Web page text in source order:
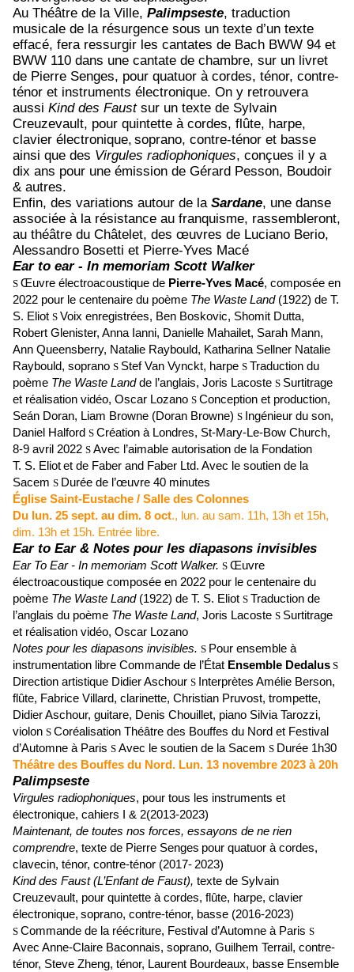
Au Théâtre de la Ville, Palimpseste, traduction
musicale de la résurgence sous un texte d’un texte
effacé, fera ressurgir les cantates de Bach BWW 94 et
BWW 110 dans une cantate de chambre, sur un livret
de Pierre Senges, pour quatuor à cordes, ténor, contre-
ténor et instruments électronique. On y retrouvera
aussi Kind des Faustsur un texte de Sylvain
Creuzevault, pour quintette à cordes, flûte, harpe,
clavier électronique, soprano, contre-ténor et basse
ainsi que des Virgules radiophoniques, conçues il y a
dix ans pour une émission de Gérard Pesson, Boudoir
& autres.
Enfin, des variations autour de la Sardane, une danse
associée à la résistance au franquisme, rassembleront,
au théâtre du Châtelet, des œuvres de Luciano Berio,
Alessandro Bosetti et Pierre-Yves Macé
Ear to ear - In memoriam Scott Walker
S Œuvre électroacoustique de Pierre-Yves Macé, composée en
2022 pour le centenaire du poème The Waste Land(1922) de T.
S. Eliot S Voix enregistrées, Ben Boskovic, Shomit Dutta,
Robert Glenister, Anna Ianni, Danielle Mahailet, Sarah Mann,
Ann Queensberry, Natalie Raybould, Katharina Sellner Natalie
Raybould, soprano S Stef Van Vynckt, harpe S Traduction du
poème The Waste Landde l’anglais, Joris Lacoste S Surtitrage
et réalisation vidéo, Oscar Lozano S Conception et production,
Seán Doran, Liam Browne (Doran Browne) S Ingénieur du son,
Daniel Halford S Création à Londres, St-Mary-Le-Bow Church,
8-9 avril 2022 S Avec l’aimable autorisation de la Fondation
T. S. Eliotet de Faber and Faber Ltd. Avec le soutien de la
Sacem S Durée de l’œuvre 40 minutes
Église Saint-Eustache / Salle des Colonnes
Du lun. 25 sept. au dim. 8 oct., lun. au sam. 11h, 13h et 15h,
dim. 13h et 15h. Entrée libre.
Ear to Ear & Notes pour les diapasons invisibles
Ear To Ear - In memoriam Scott Walker. S Œuvre
électroacoustique composée en 2022 pour le centenaire du
poème The Waste Land (1922) de T. S. Eliot S Traduction de
l’anglais du poème The Waste Land, Joris Lacoste S Surtitrage
et réalisation vidéo, Oscar Lozano
Notes pour les diapasons invisibles. S Pour ensemble à
instrumentation libre Commande de l’État Ensemble Dedalus S
Direction artistique Didier Aschour S Interprètes Amélie Berson,
flûte, Fabrice Villard, clarinette, Christian Pruvost, trompette,
Didier Aschour, guitare, Denis Chouillet, piano Silvia Tarozzi,
violon S Coréalisation Théâtre des Bouffes du Nord et Festival
d’Automne à Paris S Avec le soutien de la Sacem S Durée 1h30
Théâtre des Bouffes du Nord. Lun. 13 novembre 2023 à 20h
Palimpseste
Virgules radiophoniques, pour tous les instruments et
électronique, cahiers I & 2(2013-2023)
Maintenant, de toutes nos forces, essayons de ne rien
comprendre, texte de Pierre Senges pour quatuor à cordes,
clavecin, ténor, contre-ténor (2017- 2023)
Kind des Faust (L’Enfant de Faust), texte de Sylvain
Creuzevault, pour quintette à cordes, flûte, harpe, clavier
électronique, soprano, contre-ténor, basse (2016-2023)
S Commande de la réécriture, Festival d’Automne à Paris S
Avec Anne-Claire Baconnais, soprano, Guilhem Terrail, contre-
ténor, Steve Zheng, ténor, Laurent Bourdeaux, basse Ensemble